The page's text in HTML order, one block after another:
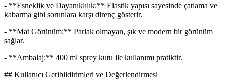
- **Esneklik ve Dayanıklılık:** Elastik yapısı sayesinde çatlama ve
kabarma gibi sorunlara karşı direnç gösterir.
- **Mat Görünüm:** Parlak olmayan, şık ve modern bir görünüm
sağlar.
- **Ambalaj:** 400 ml sprey kutu ile kullanımı pratiktir.
## Kullanıcı Geribildirimleri ve Değerlendirmesi